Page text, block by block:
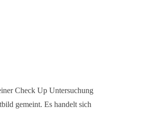
Check Up Untersuchung
gemeint. Es handelt sich